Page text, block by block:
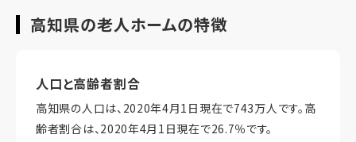
高知県の老人ホームの特徴
人口と高齢者割合
高知県の人口は、2020年4月1日現在で743万人です。高
齢者割合は、2020年4月1日現在で26.7％です。